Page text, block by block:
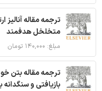
ترجمه مقاله
متخلخل هدفمند
مبلغ: ۱۴۰,۰۰۰ تومان
ترجمه مقاله بتن
بازیافتی و سنگدانه